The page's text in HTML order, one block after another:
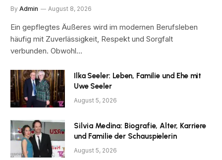
By Admin August 8, 2026
Ein gepflegtes Äußeres wird im modernen Berufsleben
häufig mit Zuverlässigkeit, Respekt und Sorgfalt
verbunden. Obwohl…
Ilka Seeler: Leben, Familie und Ehe mit
Uwe Seeler
August 5, 2026
Silvia Medina: Biografie, Alter, Karriere
und Familie der Schauspielerin
August 5, 2026